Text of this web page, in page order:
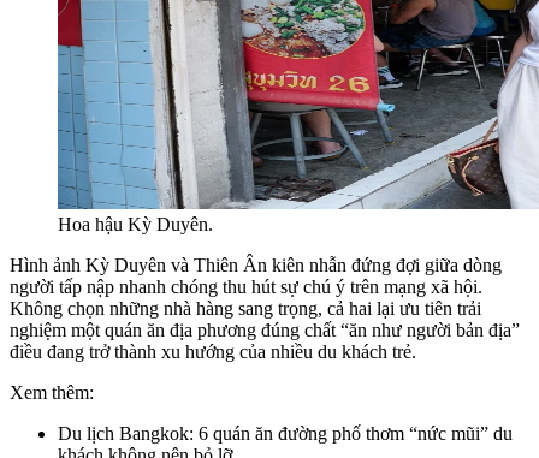
Hoa hậu Kỳ Duyên.
Hình ảnh Kỳ Duyên và Thiên Ân kiên nhẫn đứng đợi giữa dòng
người tấp nập nhanh chóng thu hút sự chú ý trên mạng xã hội.
Không chọn những nhà hàng sang trọng, cả hai lại ưu tiên trải
nghiệm một quán ăn địa phương đúng chất “ăn như người bản địa”
điều đang trở thành xu hướng của nhiều du khách trẻ.
Xem thêm:
Du lịch Bangkok: 6 quán ăn đường phố thơm “nức mũi” du